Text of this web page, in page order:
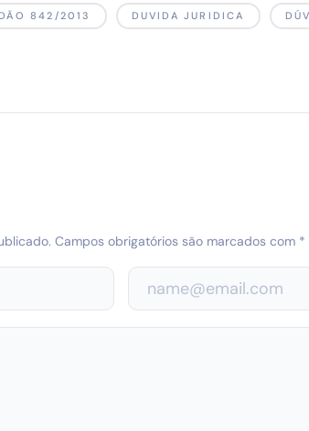
842/2013 DUVIDA JURIDICA
Campos obrigatórios são marcados com *